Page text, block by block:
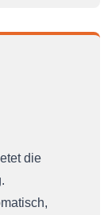
die